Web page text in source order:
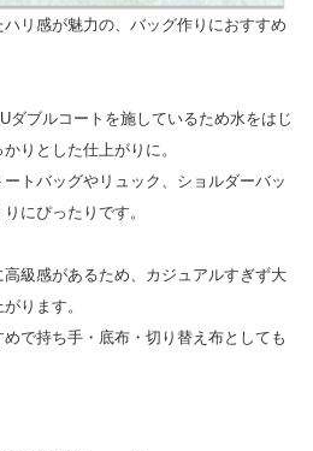
ハリ感が魅力の、バッグ作りにおすすめ
ダブルコートを施しているため水をはじ
りとした仕上がりに。
トバッグやリュック、ショルダーバッ
にぴったりです。
級感があるため、カジュアルすぎず大
ります。
で持ち手・底布・切り替え布としても